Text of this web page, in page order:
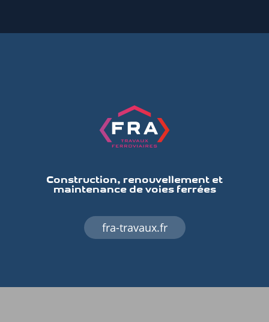
Construction, renouvellement et
maintenance de voies ferrées
fra-travaux.fr